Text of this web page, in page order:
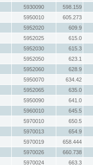
5930090
598.159
5950010
605.273
5952020
609.9
5952025
615.0
5952030
615.3
5952050
623.1
5952060
628.9
5950070
634.42
5952065
635.0
5950090
641.0
5960010
645.5
5970010
650.5
5970013
654.9
5970019
658.444
5970026
660.738
5970024
663.3